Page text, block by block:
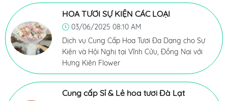
#hoatuoivinhcuu, #shophoatuoivinhcuu
HOA TƯƠI SỰ KIỆN CÁC LOẠI
03/06/2025 08:10 AM
Dịch vụ Cung Cấp Hoa Tươi Đa Dạng cho Sự
Kiện và Hội Nghị tại Vĩnh Cửu, Đồng Nai với
Hưng Kiên Flower
Cung cấp Sỉ & Lẻ hoa tươi Đà Lạt